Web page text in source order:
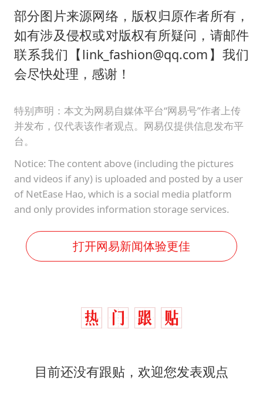
部分图片来源网络，版权归原作者所有，
如有涉及侵权或对版权有所疑问，请邮件
联系我们【link_fashion@qq.com】我们
会尽快处理，感谢！
特别声明：本文为网易自媒体平台“网易号”作者上传
并发布，仅代表该作者观点。网易仅提供信息发布平
台。
Notice: The content above (including the pictures
and videos if any) is uploaded and posted by a user
of NetEase Hao, which is a social media platform
and only provides information storage services.
打开网易新闻体验更佳
目前还没有跟贴，欢迎您发表观点